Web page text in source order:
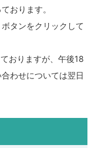
おります。
タンをクリックして
おりますが、午後18
わせについては翌日